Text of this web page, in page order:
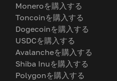
Moneroを購入する
Toncoinを購入する
Dogecoinを購入する
USDCを購入する
Avalancheを購入する
Shiba Inuを購入する
Polygonを購入する